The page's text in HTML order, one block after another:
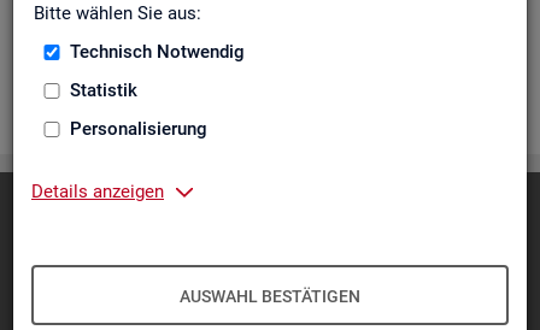
Bitte wählen Sie aus:
Technisch Notwendig
Statistik
Personalisierung
Details anzeigen
AUSWAHL BESTÄTIGEN
nen über Ar­beits­lo­se nach Alter, Ge­schlecht, Staats­an­ge­hö­
rig­keit, Schwer­be­hin­de­rung und wei­te­re Merk­ma­le sowie Ar­
beits­lo­sen­quo­ten.
Diese Seite empfehlen
IN­TER­AK­TI­VE STA­TIS­TI­KEN